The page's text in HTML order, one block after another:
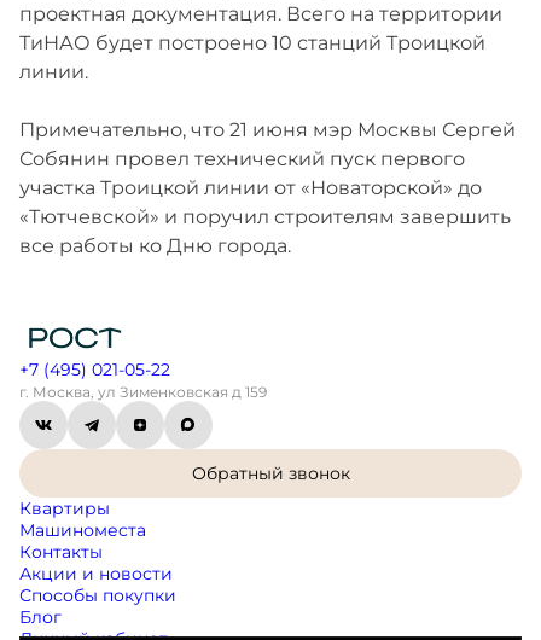
проектная документация. Всего на территории
ТиНАО будет построено 10 станций Троицкой
линии.
Примечательно, что 21 июня мэр Москвы Сергей
Собянин провел технический пуск первого
участка Троицкой линии от «Новаторской» до
«Тютчевской» и поручил строителям завершить
все работы ко Дню города.
+7 (495) 021-05-22
г. Москва, ул Зименковская д 159
Обратный звонок
Квартиры
Машиноместа
Контакты
Акции и новости
Способы покупки
Блог